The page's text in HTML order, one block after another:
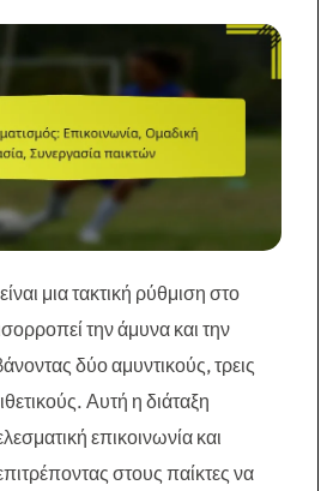
μια τακτική ρύθμιση στο
την άμυνα και την
δύο αμυντικούς, τρεις
Αυτή η διάταξη
επικοινωνία και
στους παίκτες να